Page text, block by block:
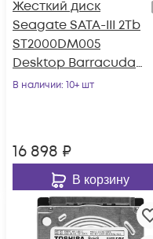
Жесткий диск
Seagate SATA-III 2Tb
ST2000DM005
Desktop Barracuda
(5400rpm) 256Mb 3.5"
В наличии: 10+ шт
16 898 ₽
В корзину